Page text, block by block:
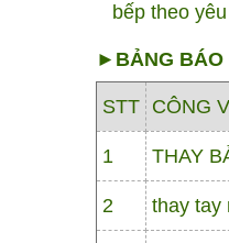
bếp theo
►BẢNG BÁO
STT CÔNG
1 THAY
2 thay tay